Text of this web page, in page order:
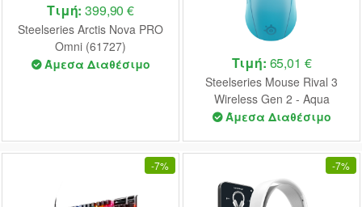
Τιμή:399,90 €
Steelseries Arctis Nova PRO
Omni (61727)
Άμεσα Διαθέσιμο
Τιμή: 65,01 €
Steelseries Mouse Rival 3
Wireless Gen 2 - Aqua
(62526)
Άμεσα Διαθέσιμο
-7% -7%